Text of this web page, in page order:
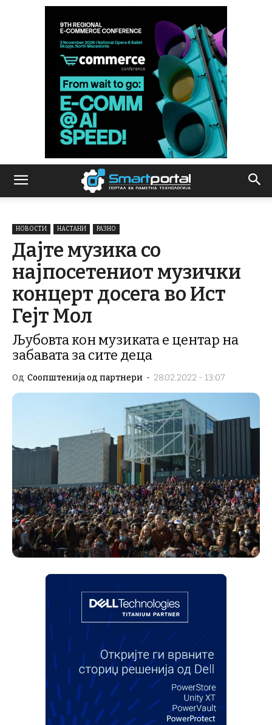
НОВОСТИ НАСТАНИ РАЗНО
Дајте музика со
најпосетениот музички
концерт досега во Ист
Гејт Мол
Љубовта кон музиката е центар на
забавата за сите деца
Од Соопштенија од партнери - 28.02.2022 - 13:07